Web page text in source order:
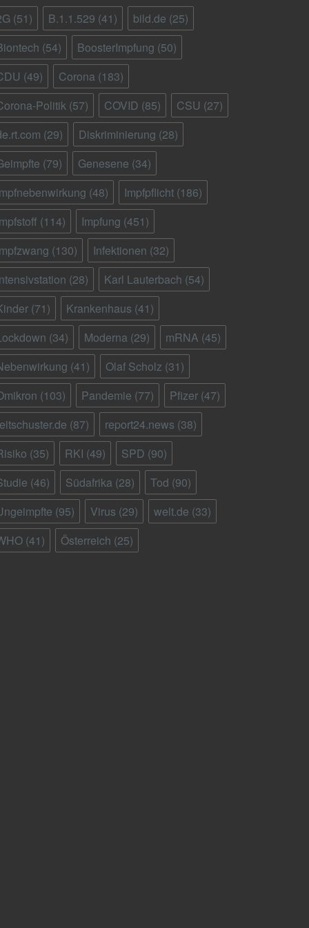
(51) B.1.1.529 (41) bild.de (25)
(54) BoosterImpfung (50)
(49) Corona (183)
Politik (57) COVID (85) CSU (27)
(29) Diskriminierung (28)
(79) Genesene (34)
(48) Impfpflicht (186)
(114) Impfung (451)
(130) Infektionen (32)
(28) Karl Lauterbach (54)
(71) Krankenhaus (41)
(34) Moderna (29) mRNA (45)
(41) Olaf Scholz (31)
(103) Pandemie (77) Pfizer (47)
(87) report24.news (38)
(35) RKI (49) SPD (90)
(46) Südafrika (28) Tod (90)
(95) Virus (29) welt.de (33)
(41) Österreich (25)